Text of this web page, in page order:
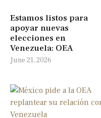
Estamos listos para
apoyar nuevas
elecciones en
Venezuela: OEA
June 21, 2026